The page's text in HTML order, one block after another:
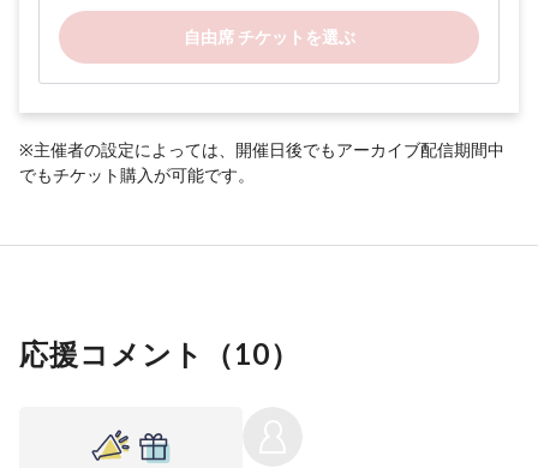
自由席 チケットを選ぶ
※主催者の設定によっては、開催日後でもアーカイブ配信期間中
でもチケット購入が可能です。
応援コメント（10）